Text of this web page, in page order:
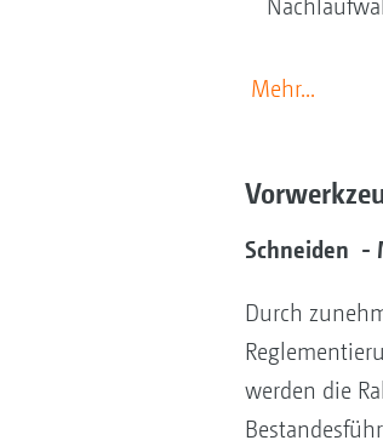
Mehr...
Schneiden -
Durch
werden die